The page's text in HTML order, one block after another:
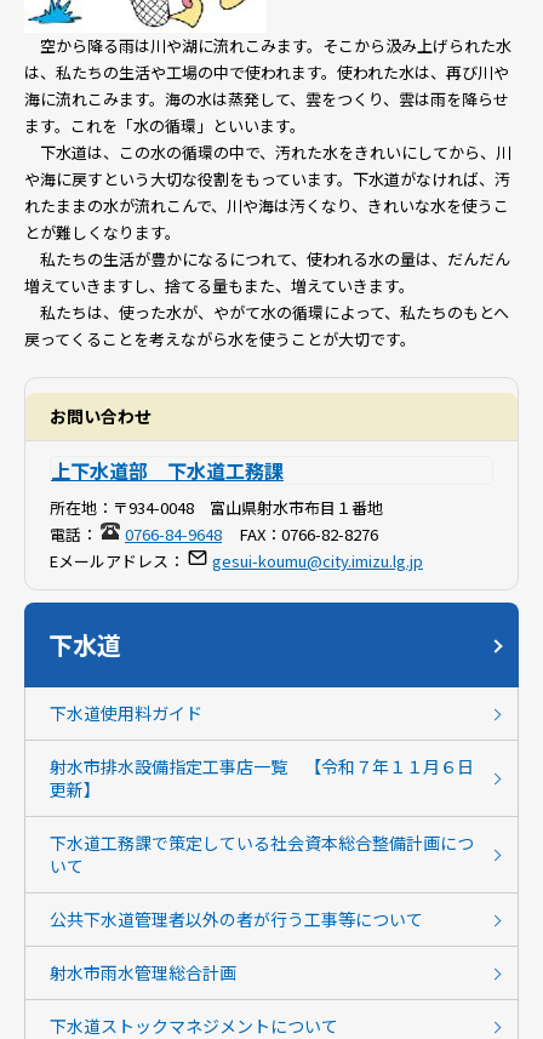
空から降る雨は川や湖に流れこみます。そこから汲み上げられた水
は、私たちの生活や工場の中で使われます。使われた水は、再び川や
海に流れこみます。海の水は蒸発して、雲をつくり、雲は雨を降らせ
ます。これを「水の循環」といいます。
下水道は、この水の循環の中で、汚れた水をきれいにしてから、川
や海に戻すという大切な役割をもっています。下水道がなければ、汚
れたままの水が流れこんで、川や海は汚くなり、きれいな水を使うこ
とが難しくなります。
私たちの生活が豊かになるにつれて、使われる水の量は、だんだん
増えていきますし、捨てる量もまた、増えていきます。
私たちは、使った水が、やがて水の循環によって、私たちのもとへ
戻ってくることを考えながら水を使うことが大切です。
お問い合わせ
上下水道部 下水道工務課
所在地： 〒934-0048 富山県射水市布目１番地
電話：
0766-84-9648 FAX： 0766-82-8276
Eメールアドレス：
gesui-koumu@city.imizu.lg.jp
下水道
下水道使用料ガイド
射水市排水設備指定工事店一覧 【令和７年１１月６日
更新】
下水道工務課で策定している社会資本総合整備計画につ
いて
公共下水道管理者以外の者が行う工事等について
射水市雨水管理総合計画
下水道ストックマネジメントについて